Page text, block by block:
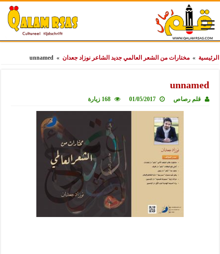
الرئيسية » مختارات من الشعر العالمي جديد الشاعر نوزاد جعدان »
unnamed
unnamed
قلم رصاص 01/05/2017 168 زيارة